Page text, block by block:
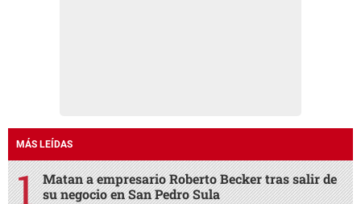
MÁS LEÍDAS
Matan a empresario Roberto Becker tras salir de
su negocio en San Pedro Sula